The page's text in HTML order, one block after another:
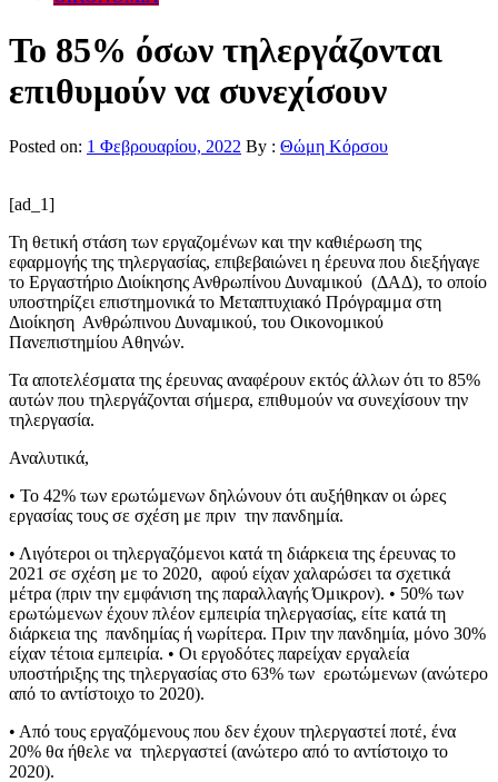
Το 85% όσων τηλεργάζονται
επιθυμούν να συνεχίσουν
Posted on: 1 Φεβρουαρίου, 2022 By : Θώμη Κόρσου
[ad_1]
Τη θετική στάση των εργαζομένων και την καθιέρωση της
εφαρμογής της τηλεργασίας, επιβεβαιώνει η έρευνα που διεξήγαγε
το Εργαστήριο Διοίκησης Ανθρωπίνου Δυναμικού (ΔΑΔ), το οποίο
υποστηρίζει επιστημονικά το Μεταπτυχιακό Πρόγραμμα στη
Διοίκηση Ανθρώπινου Δυναμικού, του Οικονομικού
Πανεπιστημίου Αθηνών.
Τα αποτελέσματα της έρευνας αναφέρουν εκτός άλλων ότι το 85%
αυτών που τηλεργάζονται σήμερα, επιθυμούν να συνεχίσουν την
τηλεργασία.
Αναλυτικά,
• Το 42% των ερωτώμενων δηλώνουν ότι αυξήθηκαν οι ώρες
εργασίας τους σε σχέση με πριν την πανδημία.
• Λιγότεροι οι τηλεργαζόμενοι κατά τη διάρκεια της έρευνας το
2021 σε σχέση με το 2020, αφού είχαν χαλαρώσει τα σχετικά
μέτρα (πριν την εμφάνιση της παραλλαγής Όμικρον). • 50% των
ερωτώμενων έχουν πλέον εμπειρία τηλεργασίας, είτε κατά τη
διάρκεια της πανδημίας ή νωρίτερα. Πριν την πανδημία, μόνο 30%
είχαν τέτοια εμπειρία. • Οι εργοδότες παρείχαν εργαλεία
υποστήριξης της τηλεργασίας στο 63% των ερωτώμενων (ανώτερο
από το αντίστοιχο το 2020).
• Από τους εργαζόμενους που δεν έχουν τηλεργαστεί ποτέ, ένα
20% θα ήθελε να τηλεργαστεί (ανώτερο από το αντίστοιχο το
2020).